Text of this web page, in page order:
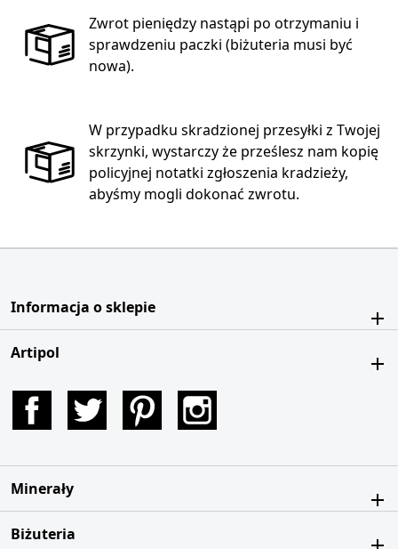
Zwrot pieniędzy nastąpi po otrzymaniu i
sprawdzeniu paczki (biżuteria musi być
nowa).
W przypadku skradzionej przesyłki z Twojej
skrzynki, wystarczy że prześlesz nam kopię
policyjnej notatki zgłoszenia kradzieży,
abyśmy mogli dokonać zwrotu.
Informacja o sklepie
Artipol
Facebook Twitter Pinterest
Minerały
Biżuteria